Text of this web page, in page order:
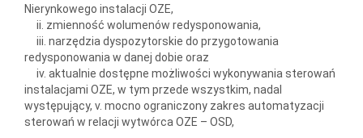
Nierynkowego instalacji OZE,
ii. zmienność wolumenów redysponowania,
iii. narzędzia dyspozytorskie do przygotowania
redysponowania w danej dobie oraz
iv. aktualnie dostępne możliwości wykonywania sterowań
instalacjami OZE, w tym przede wszystkim, nadal
występujący, v. mocno ograniczony zakres automatyzacji
sterowań w relacji wytwórca OZE – OSD,